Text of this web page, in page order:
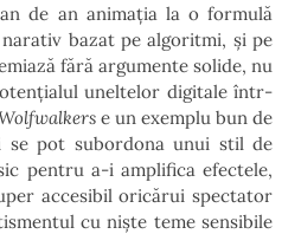
de an animația la o formulă
bazat pe algoritmi, și pe
fără argumente solide, nu
uneltelor digitale într-
e un exemplu bun de
se pot subordona unui stil de
pentru a-i amplifica efectele,
accesibil oricărui spectator
cu niște teme sensibile